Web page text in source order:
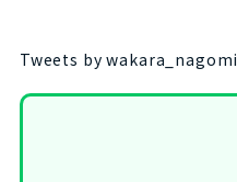
Tweets by wakara_nagomi